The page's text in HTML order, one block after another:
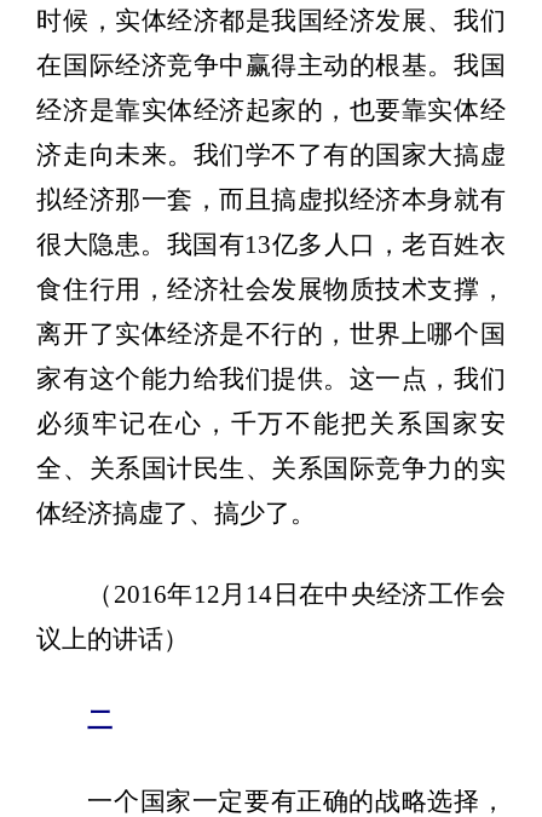
时候，实体经济都是我国经济发展、我们
在国际经济竞争中赢得主动的根基。我国
经济是靠实体经济起家的，也要靠实体经
济走向未来。我们学不了有的国家大搞虚
拟经济那一套，而且搞虚拟经济本身就有
很大隐患。我国有13亿多人口，老百姓衣
食住行用，经济社会发展物质技术支撑，
离开了实体经济是不行的，世界上哪个国
家有这个能力给我们提供。这一点，我们
必须牢记在心，千万不能把关系国家安
全、关系国计民生、关系国际竞争力的实
体经济搞虚了、搞少了。
（2016年12月14日在中央经济工作会
议上的讲话）
二
一个国家一定要有正确的战略选择，